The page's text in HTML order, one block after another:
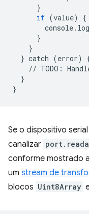
}
if (value)
{
console. log
}
}
} catch (error)
// TODO :
}
}
Se o dispositivo
canalizar
conforme mostrado
um stream de
blocos Uint8Array